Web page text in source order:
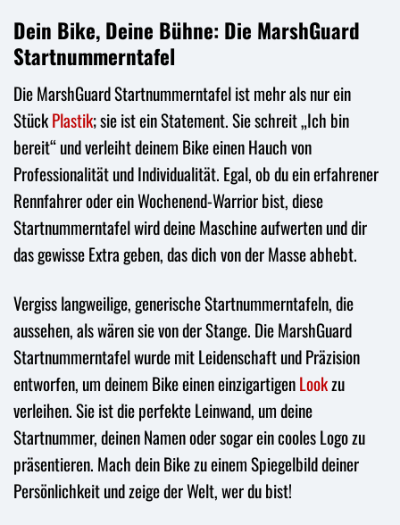
Dein Bike, Deine Bühne: Die MarshGuard
Startnummerntafel
Die MarshGuard Startnummerntafel ist mehr als nur ein
StückPlastik; sie ist ein Statement. Sie schreit „Ich bin
bereit“ und verleiht deinem Bike einen Hauch von
Professionalität und Individualität. Egal, ob du ein erfahrener
Rennfahrer oder ein Wochenend-Warrior bist, diese
Startnummerntafel wird deine Maschine aufwerten und dir
das gewisse Extra geben, das dich von der Masse abhebt.
Vergiss langweilige, generische Startnummerntafeln, die
aussehen, als wären sie von der Stange. Die MarshGuard
Startnummerntafel wurde mit Leidenschaft und Präzision
entworfen, um deinem Bike einen einzigartigenLookzu
verleihen. Sie ist die perfekte Leinwand, um deine
Startnummer, deinen Namen oder sogar ein cooles Logo zu
präsentieren. Mach dein Bike zu einem Spiegelbild deiner
Persönlichkeit und zeige der Welt, wer du bist!